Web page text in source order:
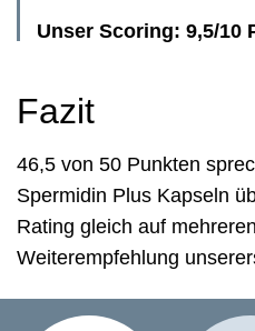
Unser Scoring: 9,5/10
Fazit
46,5 von 50 Punkten
Spermidin Plus Kapseln
Rating gleich auf
Weiterempfehlung